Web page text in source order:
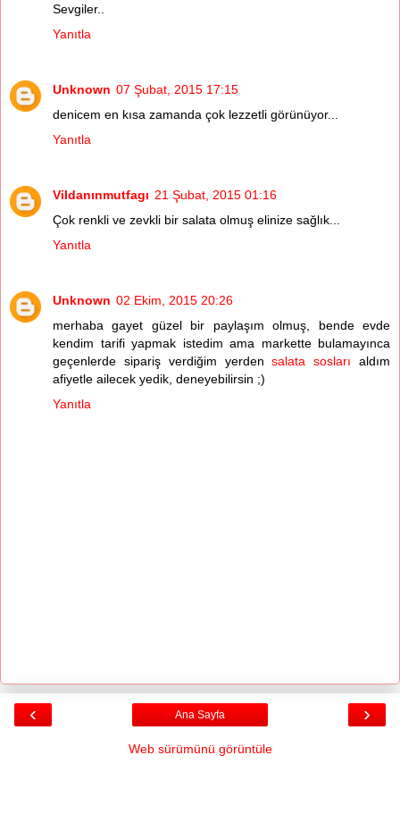
Sevgiler..
Yanıtla
Unknown 07 Şubat, 2015 17:15
denicem en kısa zamanda çok lezzetli görünüyor...
Yanıtla
Vildanınmutfagı 21 Şubat, 2015 01:16
Çok renkli ve zevkli bir salata olmuş elinize sağlık...
Yanıtla
Unknown 02 Ekim, 2015 20:26
merhaba gayet güzel bir paylaşım olmuş, bende evde
kendim tarifi yapmak istedim ama markette bulamayınca
geçenlerde sipariş verdiğim yerdensalata sosları aldım
afiyetle ailecek yedik, deneyebilirsin ;)
Yanıtla
‹ ›
Ana Sayfa
Web sürümünü görüntüle